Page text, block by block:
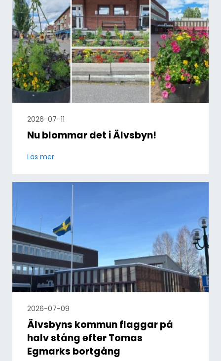
2026-07-11
Nu blommar det i Älvsbyn!
Läs mer
2026-07-09
Älvsbyns kommun flaggar på
halv stång efter Tomas
Egmarks bortgång